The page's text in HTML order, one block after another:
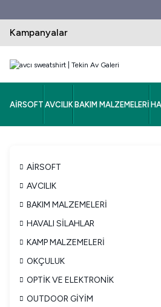
Kampanyalar
AİRSOFT AVCILIK BAKIM MALZEMELERİ
AİRSOFT
AVCILIK
BAKIM MALZEMELERİ
HAVALI SİLAHLAR
KAMP MALZEMELERİ
OKÇULUK
OPTİK VE ELEKTRONİK
OUTDOOR GİYİM